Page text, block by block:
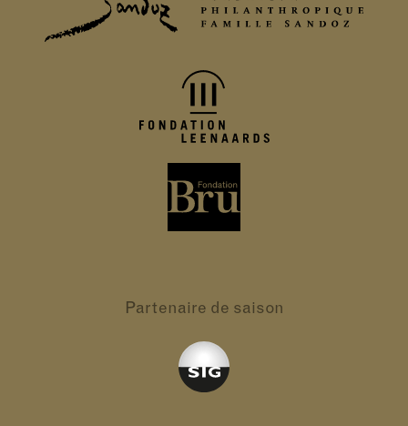
Partenaire de saison